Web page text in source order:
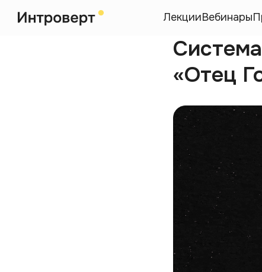
ЛекцииВебинары
«Отец